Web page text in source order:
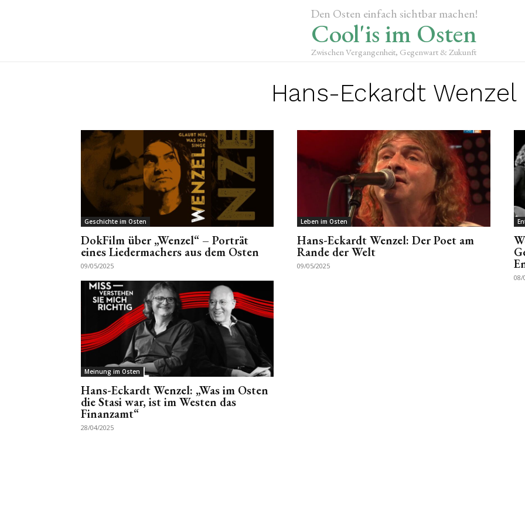
Den Osten einfach sichtbar machen!
Cool'is im Osten
Zwischen Vergangenheit, Gegenwart & Zukunft
Hans-Eckardt Wenzel
Geschichte im Osten
DokFilm über „Wenzel“ – Porträt
eines Liedermachers aus dem Osten
09/05/2025
Leben im Osten
Hans-Eckardt Wenzel: Der Poet am
Rande der Welt
09/05/2025
08/
Meinung im Osten
Hans-Eckardt Wenzel: „Was im Osten
die Stasi war, ist im Westen das
Finanzamt“
28/04/2025